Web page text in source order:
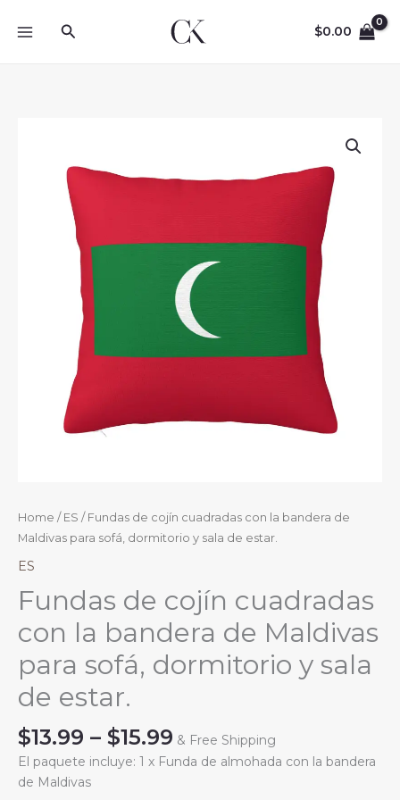
Search $0.00
Home / ES / Fundas de cojín cuadradas con la bandera de
Maldivas para sofá, dormitorio y sala de estar.
ES
Fundas de cojín cuadradas
con la bandera de Maldivas
para sofá, dormitorio y sala
de estar.
$13.99 – $15.99 Price
range:
& Free Shipping
El paquete incluye: 1 x Funda de almohada con la bandera
de Maldivas